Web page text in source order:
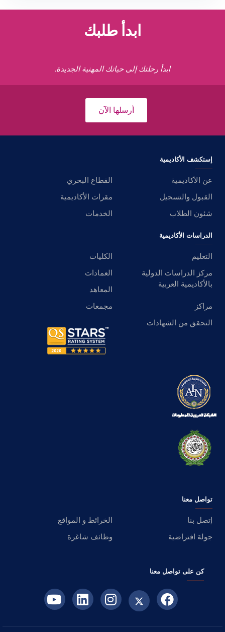
ابدأ طلبك
ابدأ رحلتك إلى حياتك المهنية الجديدة.
أرسلها الآن
إستكشف الأكاديمية
عن الأكاديمية
القطاع البحري
القبول والتسجيل
مقرات الأكاديمية
شئون الطلاب
الخدمات
الدراسات الأكاديمية
التعليم
الكليات
مركز الدراسات الدولية
بالأكاديمية العربية
العمادات
المعاهد
مراكز
مجمعات
التحقق من الشهادات
تواصل معنا
إتصل بنا
الخرائط و المواقع
جولة افتراضية
وظائف شاغرة
كن على تواصل معنا